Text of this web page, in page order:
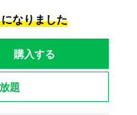
なりました
購入する
題